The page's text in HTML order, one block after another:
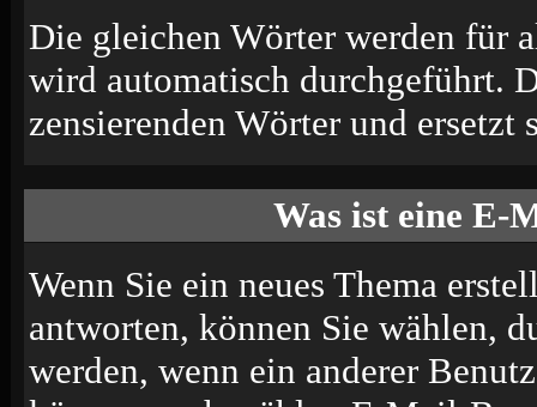
Die gleichen Wörter werden für
wird automatisch durchgeführt.
zensierenden Wörter und ersetzt
Was ist eine E-
Wenn Sie ein neues Thema
antworten, können Sie wählen,
werden, wenn ein anderer